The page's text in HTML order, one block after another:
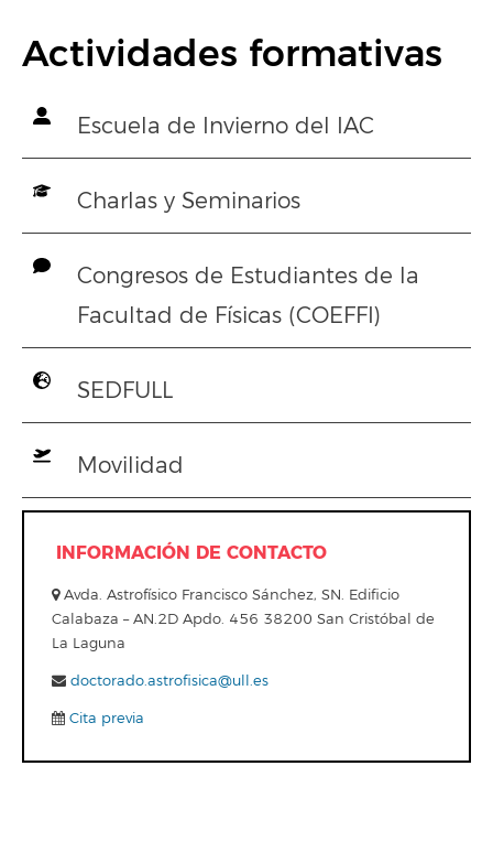
Actividades formativas
Escuela de Invierno del IAC
Charlas y Seminarios
Congresos de Estudiantes de la
Facultad de Físicas (COEFFI)
SEDFULL
Movilidad
INFORMACIÓN DE CONTACTO
Avda. Astrofísico Francisco Sánchez, SN. Edificio
Calabaza – AN.2D Apdo. 456 38200 San Cristóbal de
La Laguna
doctorado.astrofisica@ull.es
Cita previa